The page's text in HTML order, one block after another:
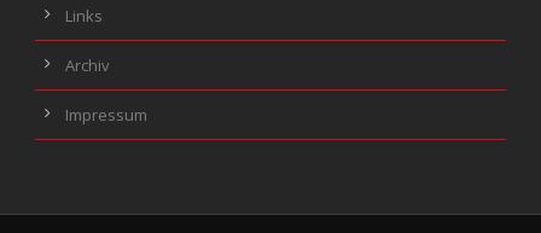
Links
Archiv
Impressum